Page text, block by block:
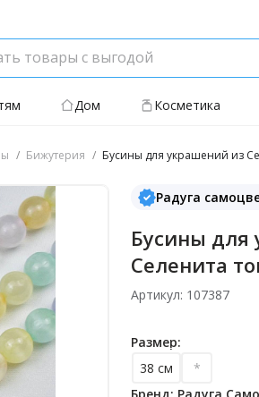
Дом Косметика
Бижутерия Бусины для украшений из
Радуга
Бусины для
Селенита
Артикул: 107387
Размер:
38 см
*